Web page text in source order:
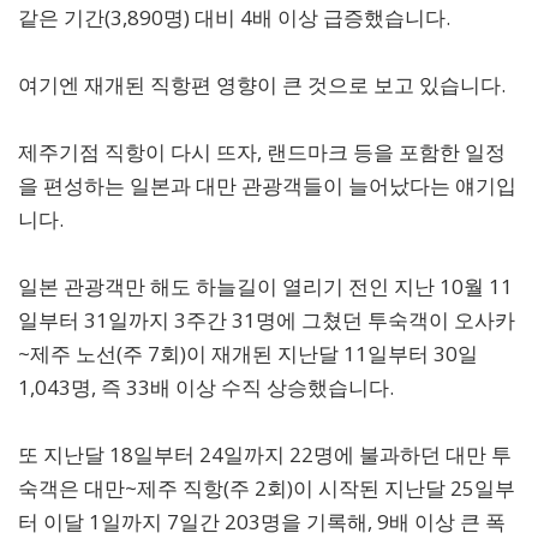
같은 기간(3,890명) 대비 4배 이상 급증했습니다.
여기엔 재개된 직항편 영향이 큰 것으로 보고 있습니다.
제주기점 직항이 다시 뜨자, 랜드마크 등을 포함한 일정
을 편성하는 일본과 대만 관광객들이 늘어났다는 얘기입
니다.
일본 관광객만 해도 하늘길이 열리기 전인 지난 10월 11
일부터 31일까지 3주간 31명에 그쳤던 투숙객이 오사카
~제주 노선(주 7회)이 재개된 지난달 11일부터 30일
1,043명, 즉 33배 이상 수직 상승했습니다.
또 지난달 18일부터 24일까지 22명에 불과하던 대만 투
숙객은 대만~제주 직항(주 2회)이 시작된 지난달 25일부
터 이달 1일까지 7일간 203명을 기록해, 9배 이상 큰 폭